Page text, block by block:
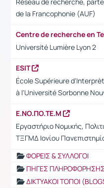
de la Francophonie (AUF)
Université Lumière Lyon 2
ESIT
École Supérieure
à l'Université Sorbonne
Ε.ΝΟ.ΠΟ.ΤΕ.Μ
Εργαστήριο Νομικής,
ΤΞΓΜΔ Ιονίου
ΦΟΡΕΙΣ & ΣΥΛΛΟΓΟΙ
ΠΗΓΕΣ
ΔΙΚΤΥΑΚΟΙ ΤΟΠΟΙ